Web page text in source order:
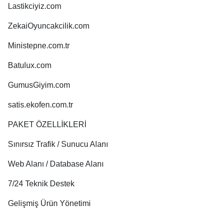
Lastikciyiz.com
ZekaiOyuncakcilik.com
Ministepne.com.tr
Batulux.com
GumusGiyim.com
satis.ekofen.com.tr
PAKET ÖZELLİKLERİ
Sınırsız Trafik / Sunucu Alanı
Web Alanı / Database Alanı
7/24 Teknik Destek
Gelişmiş Ürün Yönetimi